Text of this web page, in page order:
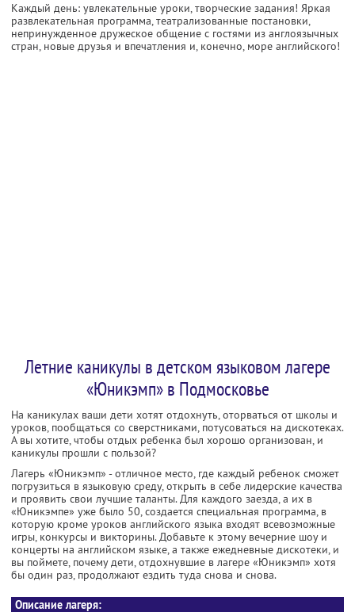
Каждый день: увлекательные уроки, творческие задания! Яркая
развлекательная программа, театрализованные постановки,
непринужденное дружеское общение с гостями из англоязычных
стран, новые друзья и впечатления и, конечно, море английского!
Летние каникулы в детском языковом лагере
«Юникэмп» в Подмосковье
На каникулах ваши дети хотят отдохнуть, оторваться от школы и
уроков, пообщаться со сверстниками, потусоваться на дискотеках.
А вы хотите, чтобы отдых ребенка был хорошо организован, и
каникулы прошли с пользой?
Лагерь «Юникэмп» - отличное место, где каждый ребенок сможет
погрузиться в языковую среду, открыть в себе лидерские качества
и проявить свои лучшие таланты. Для каждого заезда, а их в
«Юникэмпе» уже было 50, создается специальная программа, в
которую кроме уроков английского языка входят всевозможные
игры, конкурсы и викторины. Добавьте к этому вечерние шоу и
концерты на английском языке, а также ежедневные дискотеки, и
вы поймете, почему дети, отдохнувшие в лагере «Юникэмп» хотя
бы один раз, продолжают ездить туда снова и снова.
Описание лагеря: